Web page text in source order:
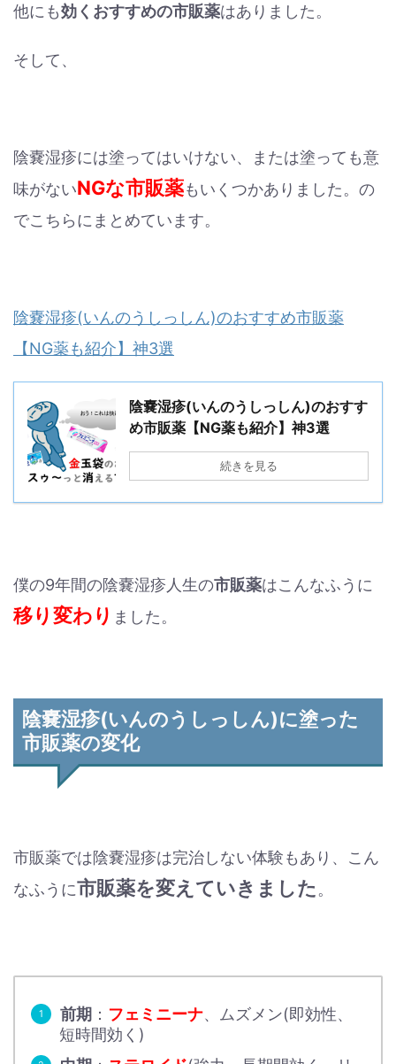
他にも効くおすすめの市販薬はありました。
そして、
陰嚢湿疹には塗ってはいけない、または塗っても意
味がないNGな市販薬もいくつかありました。の
でこちらにまとめています。
陰嚢湿疹(いんのうしっしん)のおすすめ市販薬
【NG薬も紹介】神3選
陰嚢湿疹(いんのうしっしん)のおすす
め市販薬【NG薬も紹介】神3選
続きを見る
僕の9年間の陰嚢湿疹人生の市販薬はこんなふうに
移り変わり ました。
陰嚢湿疹(いんのうしっしん)に塗った
市販薬の変化
市販薬では陰嚢湿疹は完治しない体験もあり、こん
なふうに市販薬を変えていきました 。
前期： フェミニーナ、ムズメン(即効性、
短時間効く)